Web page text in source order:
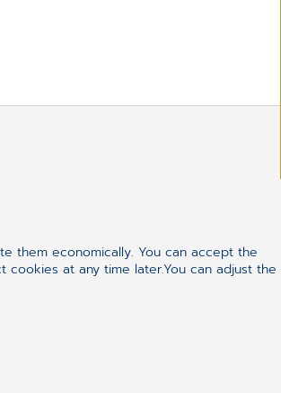
them economically. You can accept the
at any time later.You can adjust the